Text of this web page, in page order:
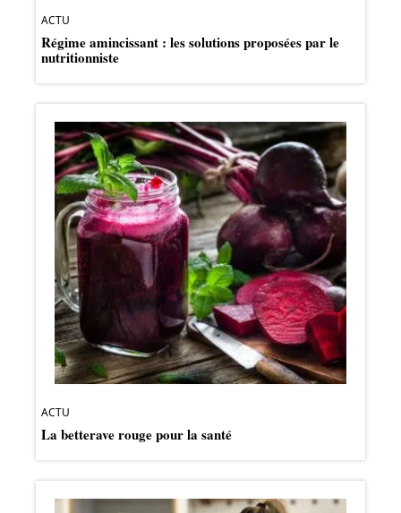
ACTU
Régime amincissant : les solutions proposées par le
nutritionniste
ACTU
La betterave rouge pour la santé